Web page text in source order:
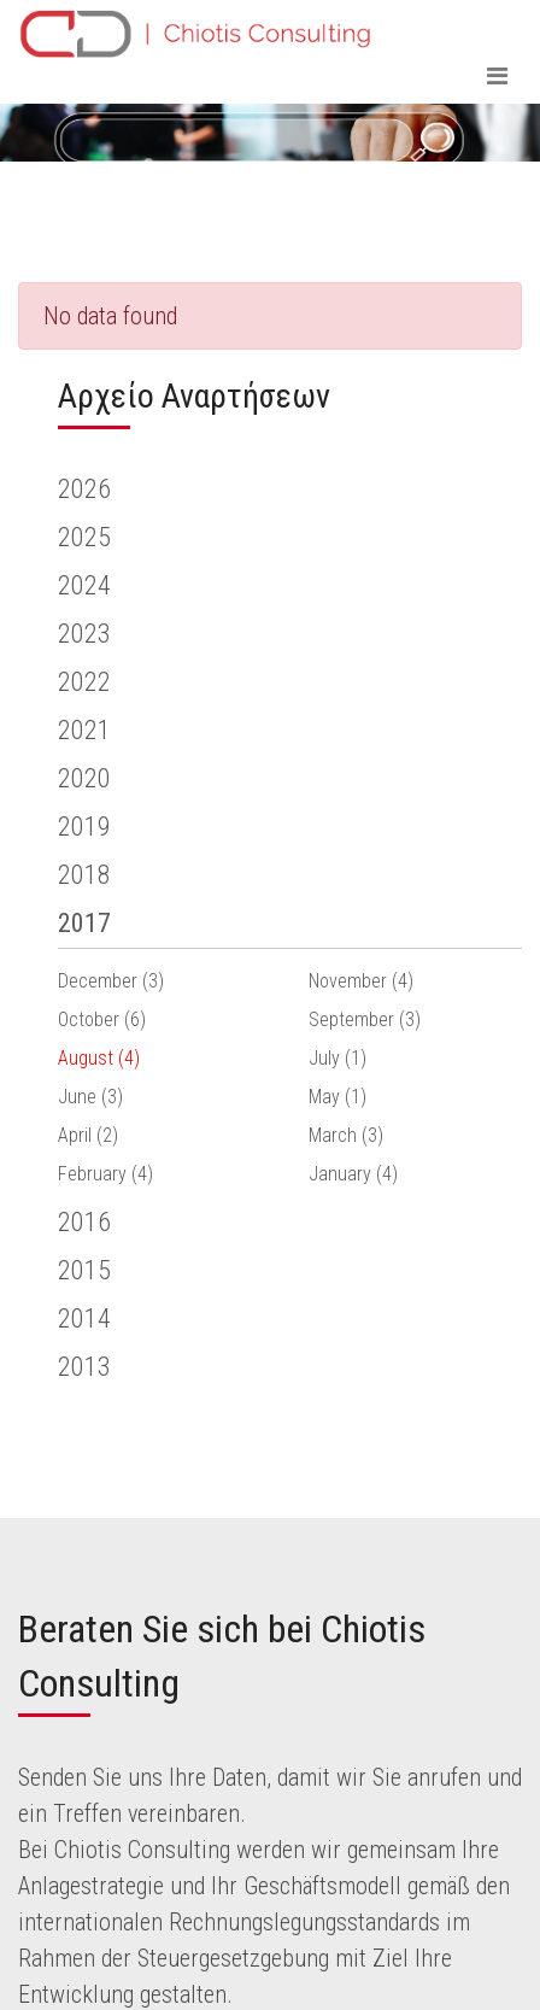
No data found
Αρχείο Αναρτήσεων
2026
2025
2024
2023
2022
2021
2020
2019
2018
2017
December (3)
November (4)
October (6)
September (3)
August (4)
July (1)
June (3)
May (1)
April (2)
March (3)
February (4)
January (4)
2016
2015
2014
2013
Beraten Sie sich bei Chiotis
Consulting
Senden Sie uns Ihre Daten, damit wir Sie anrufen und
ein Treffen vereinbaren.
Bei Chiotis Consulting werden wir gemeinsam Ihre
Anlagestrategie und Ihr Geschäftsmodell gemäß den
internationalen Rechnungslegungsstandards im
Rahmen der Steuergesetzgebung mit Ziel Ihre
Entwicklung gestalten.